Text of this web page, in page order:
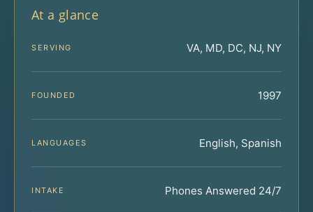
At a glance
SERVING VA, MD, DC, NJ, NY
FOUNDED 1997
LANGUAGES English, Spanish
INTAKE Phones Answered 24/7